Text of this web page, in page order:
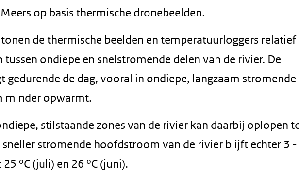
op basis thermische dronebeelden.
de thermische beelden en temperatuurloggers relatief
ondiepe en snelstromende delen van de rivier. De
de dag, vooral in ondiepe, langzaam stromende
minder opwarmt.
stilstaande zones van de rivier kan daarbij oplopen
sneller stromende hoofdstroom van de rivier blijft echter 3 -
ºC (juli) en 26 ºC (juni).